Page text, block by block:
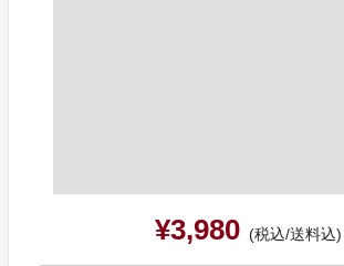
¥3,980 (税込/送料込)